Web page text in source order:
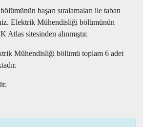
başarı sıralamaları ile taban
Elektrik Mühendisliği bölümünün
sitesinden alınmıştır.
Mühendisliği bölümü toplam 6 adet